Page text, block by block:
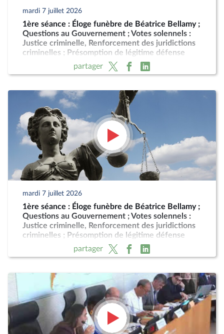
mardi 7 juillet 2026
1ère séance : Éloge funèbre de Béatrice Bellamy ;
Questions au Gouvernement ; Votes solennels :
Justice criminelle, Renforcement des juridictions
criminelles ; Présomption de légitime défense
pour les forces de l'ordre
partager
mardi 7 juillet 2026
1ère séance : Éloge funèbre de Béatrice Bellamy ;
Questions au Gouvernement ; Votes solennels :
Justice criminelle, Renforcement des juridictions
criminelles ; Présomption de légitime défense
pour les forces de l'ordre
partager